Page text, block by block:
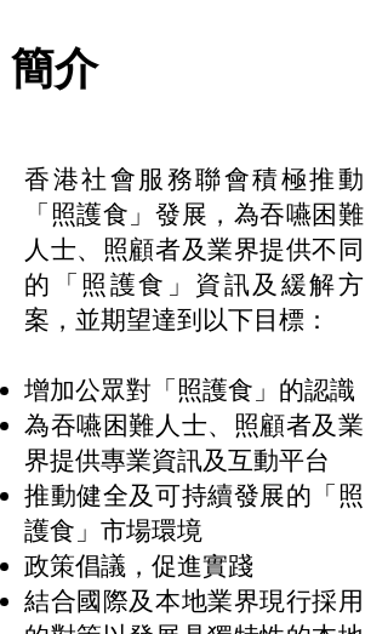
簡介
香港社會服務聯會積極推動
「照護食」發展，為吞嚥困難
人士、照顧者及業界提供不同
的「照護食」資訊及緩解方
案，並期望達到以下目標：
增加公眾對「照護食」的認識
為吞嚥困難人士、照顧者及業
界提供專業資訊及互動平台
推動健全及可持續發展的「照
護食」市場環境
政策倡議，促進實踐
結合國際及本地業界現行採用